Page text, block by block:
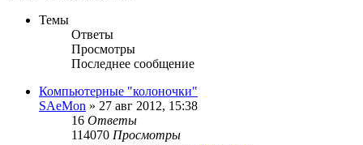
Темы
Ответы
Просмотры
Последнее сообщение
Компьютерные "колоночки"
SAeMon » 27 авг 2012, 15:38
16 Ответы
114070 Просмотры